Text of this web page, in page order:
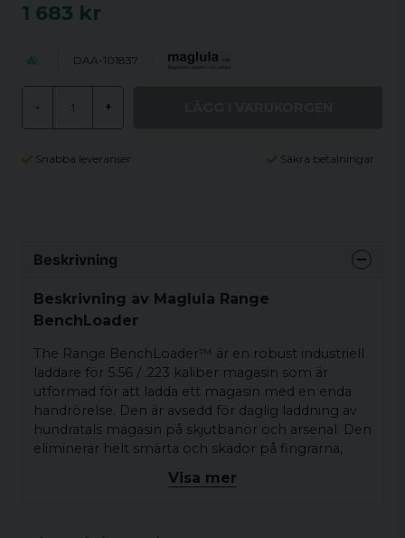
1 683 kr
DAA-101837
- +
Snabba leveranser Säkra betalningar
Beskrivning
Beskrivning av Maglula Range
BenchLoader
The Range BenchLoader™ är en robust industriell
laddare för 5.56 / .223 kaliber magasin som är
utformad för att ladda ett magasin med en enda
handrörelse. Den är avsedd för daglig laddning av
hundratals magasin på skjutbanor och arsenal. Den
eliminerar helt smärta och skador på fingrarna,
Visa mer